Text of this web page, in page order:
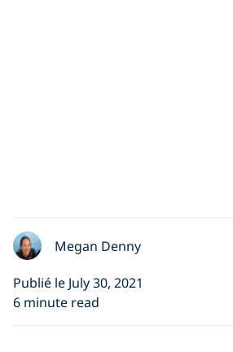
Megan Denny
Publié le July 30, 2021
6 minute read